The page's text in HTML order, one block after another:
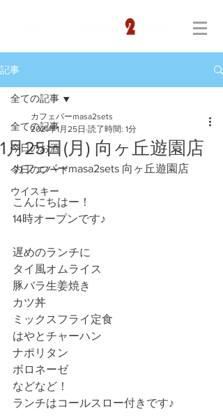
記事
全ての記事
今日のお酒
今日のフード
ウイスキー
全ての記事
1月25日(月) 向ヶ丘遊園店
カフェバーmasa2sets
2021年1月25日 読了時間: 1分
カフェバーmasa2sets 向ヶ丘遊園店
こんにちはー！
14時オープンです♪
遅めのランチに
タイ風オムライス
豚バラ生姜焼き
カツ丼
ミックスフライ定食
はやとチャーハン
ナポリタン
ボロネーゼ
などなど！
ランチはコールスロー付きです♪